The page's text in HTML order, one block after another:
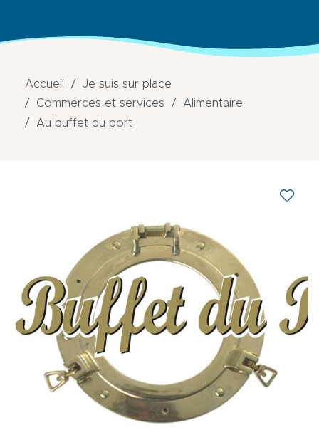
Accueil
Je suis sur place
Commerces et services
Alimentaire
Au buffet du port